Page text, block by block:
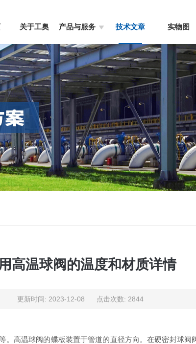
关于工奥 产品与服务 技术文章 实物图
高温球阀的温度和材质详情
更新时间: 2023-12-08 点击次数: 2844
高温球阀的蝶板装置于管道的直径方向。在硬密封球